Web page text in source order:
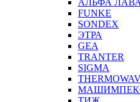
АЛЬФА
FUNKE
SONDEX
ЭТРА
GEA
TRANTER
SIGMA